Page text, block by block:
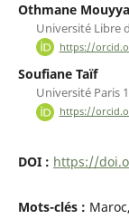
Othmane
Université Libre
https://
Soufiane Taïf
Université Paris
https://
DOI : https://
Mots-clés :